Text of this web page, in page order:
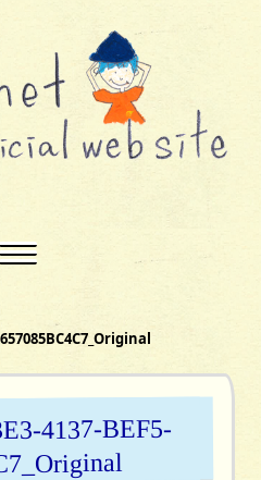
4137-BEF5-